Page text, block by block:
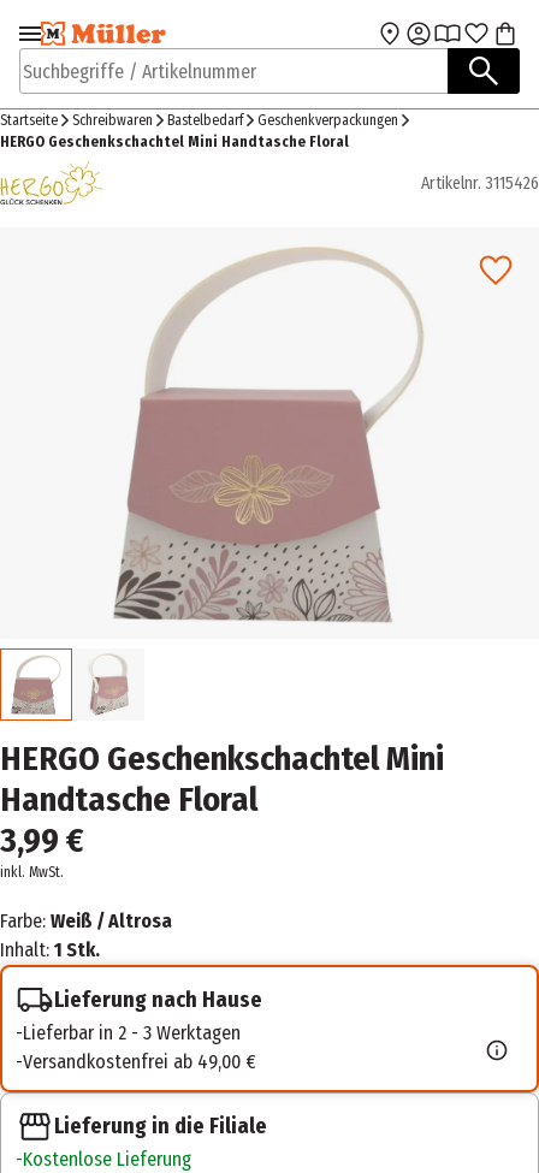
Zur Navigation
springen
Zum Hauptinhalt
Suchbegriffe / Artikelnummer
Startseite Schreibwaren Bastelbedarf
Geschenkverpackungen
HERGO Geschenkschachtel Mini Handtasche Floral
Artikelnr. 3115426
HERGO Geschenkschachtel Mini
Handtasche Floral
3,99 €
inkl. MwSt.
Farbe: Weiß / Altrosa
Inhalt: 1 Stk.
Lieferung nach Hause
Lieferbar in 2 - 3 Werktagen
Versandkostenfrei ab 49,00 €
Lieferung in die Filiale
Kostenlose Lieferung